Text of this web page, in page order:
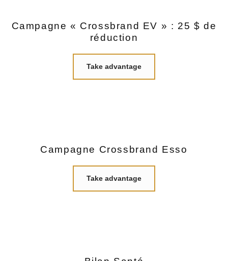
Campagne « Crossbrand EV » : 25 $ de
réduction
Take advantage
Campagne Crossbrand Esso
Take advantage